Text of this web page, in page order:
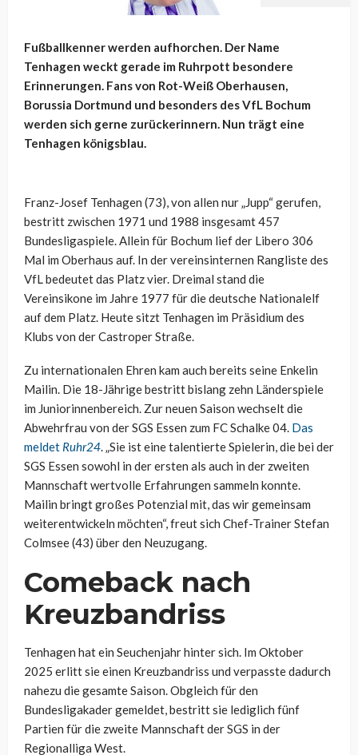
Fußballkenner werden aufhorchen. Der Name
Tenhagen weckt gerade im Ruhrpott besondere
Erinnerungen. Fans von Rot-Weiß Oberhausen,
Borussia Dortmund und besonders des VfL Bochum
werden sich gerne zurückerinnern. Nun trägt eine
Tenhagen königsblau.
Franz-Josef Tenhagen (73), von allen nur „Jupp“ gerufen,
bestritt zwischen 1971 und 1988 insgesamt 457
Bundesligaspiele. Allein für Bochum lief der Libero 306
Mal im Oberhaus auf. In der vereinsinternen Rangliste des
VfL bedeutet das Platz vier. Dreimal stand die
Vereinsikone im Jahre 1977 für die deutsche Nationalelf
auf dem Platz. Heute sitzt Tenhagen im Präsidium des
Klubs von der Castroper Straße.
Zu internationalen Ehren kam auch bereits seine Enkelin
Mailin. Die 18-Jährige bestritt bislang zehn Länderspiele
im Juniorinnenbereich. Zur neuen Saison wechselt die
Abwehrfrau von der SGS Essen zum FC Schalke 04. Das
meldet Ruhr24. „Sie ist eine talentierte Spielerin, die bei der
SGS Essen sowohl in der ersten als auch in der zweiten
Mannschaft wertvolle Erfahrungen sammeln konnte.
Mailin bringt großes Potenzial mit, das wir gemeinsam
weiterentwickeln möchten“, freut sich Chef-Trainer Stefan
Colmsee (43) über den Neuzugang.
Comeback nach
Kreuzbandriss
Tenhagen hat ein Seuchenjahr hinter sich. Im Oktober
2025 erlitt sie einen Kreuzbandriss und verpasste dadurch
nahezu die gesamte Saison. Obgleich für den
Bundesligakader gemeldet, bestritt sie lediglich fünf
Partien für die zweite Mannschaft der SGS in der
Regionalliga West.